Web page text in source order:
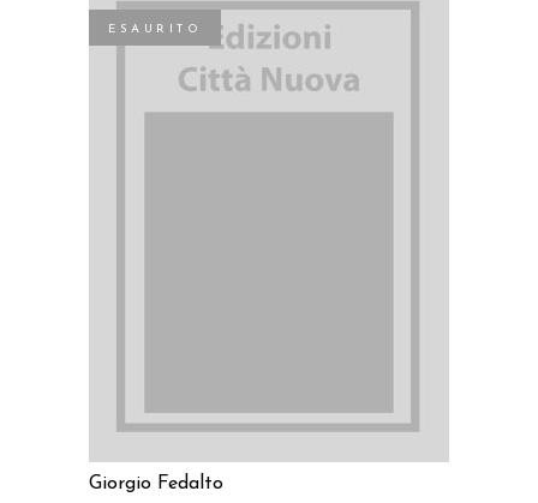
ESAURITO
Giorgio Fedalto